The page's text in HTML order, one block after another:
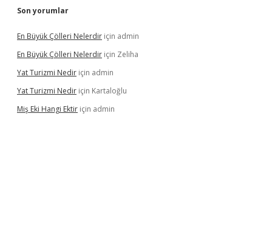
Son yorumlar
En Büyük Çölleri Nelerdir için admin
En Büyük Çölleri Nelerdir için Zeliha
Yat Turizmi Nedir için admin
Yat Turizmi Nedir için Kartaloğlu
Miş Eki Hangi Ektir için admin